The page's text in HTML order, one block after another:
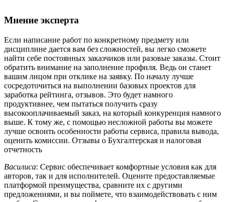
Мнение эксперта
Если написание работ по конкретному предмету или
дисциплине дается вам без сложностей, вы легко сможете
найти себе постоянных заказчиков или разовые заказы. Стоит
обратить внимание на заполнение профиля. Ведь он станет
вашим лицом при отклике на заявку. По началу лучше
сосредоточиться на выполнении базовых проектов для
заработка рейтинга, отзывов. Это будет намного
продуктивнее, чем пытаться получить сразу
высокооплачиваемый заказ, на который конкуренция намного
выше. К тому же, с помощью несложной работы вы можете
лучше освоить особенности работы сервиса, правила вывода,
оценить комиссии. Отзывы о Бухгалтерская и налоговая
отчетность
Василиса: Сервис обеспечивает комфортные условия как для
авторов, так и для исполнителей. Оцените предоставляемые
платформой преимущества, сравните их с другими
предложениями, и вы поймете, что взаимодействовать с ним